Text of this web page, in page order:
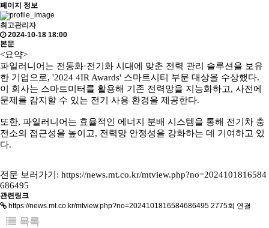
페이지 정보
최고관리자
2024-10-18 18:00
본문
<요약>
파일러니어는 전동화·전기화 시대에 맞춘 전력 관리 솔루션을 보유
한 기업으로, '2024 4IR Awards' 스마트시티 부문 대상을 수상했다.
이 회사는 스마트미터를 활용해 기존 전력망을 지능화하고, 사전에
문제를 감지할 수 있는 전기 사용 환경을 제공한다.
또한, 파일러니어는 효율적인 에너지 분배 시스템을 통해 전기차 충
전소의 접근성을 높이고, 전력망 안정성을 강화하는 데 기여하고 있
다.
전문 보러가기: https://news.mt.co.kr/mtview.php?no=2024101816584
686495
관련링크
https://news.mt.co.kr/mtview.php?no=2024101816584686495 2775회 연결
목록